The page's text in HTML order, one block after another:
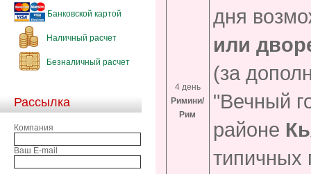
Банковской картой
Наличный расчет
Безналичный расчет
Рассылка
Компания
Ваш E-mail
4 день
Римини/
Рим
дня
или
(за
"Вечный
районе
типичных